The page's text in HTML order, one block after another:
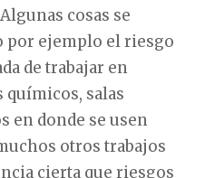
cosas se
por ejemplo el riesgo
de trabajar en
salas
en donde se usen
otros trabajos
cierta que riesgos